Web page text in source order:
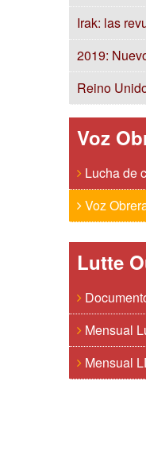
Irak: las
2019:
Reino
Voz
Lucha de
Voz
Lutte
Mensual
Mensual